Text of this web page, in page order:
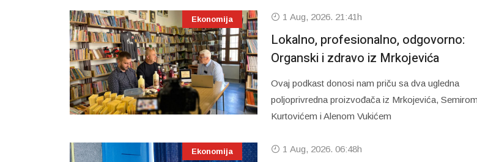
Ekonomija 1 Aug, 2026. 21:41h
Lokalno, profesionalno, odgovorno:
Organski i zdravo iz Mrkojevića
Ovaj podkast donosi nam priču sa dva ugledna
poljoprivredna proizvođača iz Mrkojevića, Semirom
Kurtovićem i Alenom Vukićem
Ekonomija 1 Aug, 2026. 06:48h